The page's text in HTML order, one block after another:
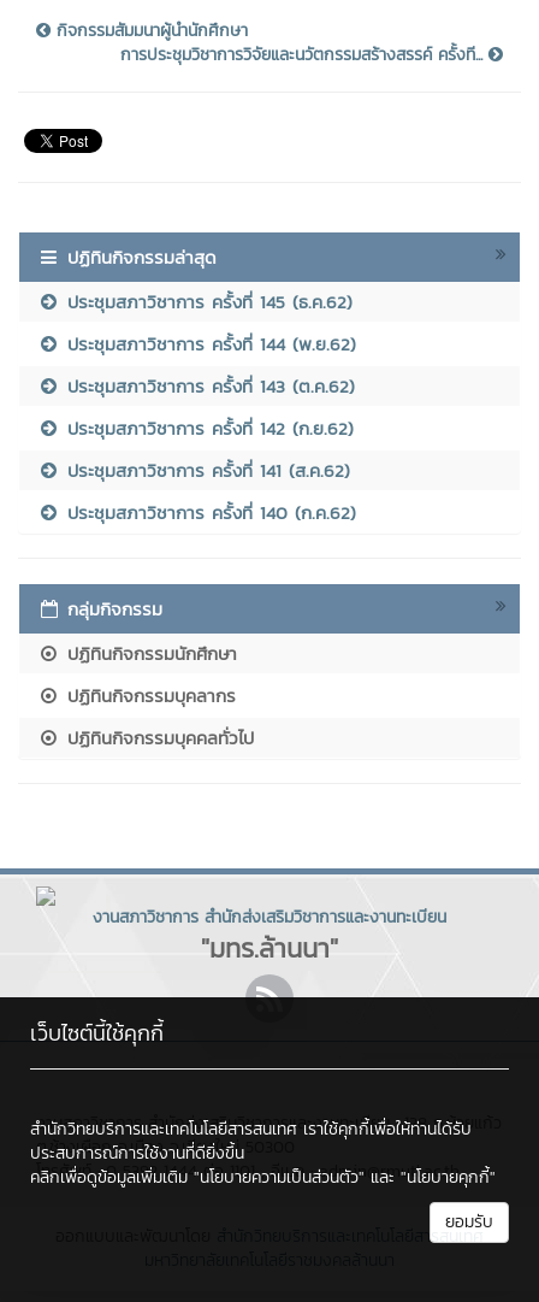
กิจกรรมสัมมนาผู้นำนักศึกษา
การประชุมวิชาการวิจัยและนวัตกรรมสร้างสรรค์ ครั้งที...
ปฏิทินกิจกรรมล่าสุด
ประชุมสภาวิชาการ ครั้งที่ 145 (ธ.ค.62)
ประชุมสภาวิชาการ ครั้งที่ 144 (พ.ย.62)
ประชุมสภาวิชาการ ครั้งที่ 143 (ต.ค.62)
ประชุมสภาวิชาการ ครั้งที่ 142 (ก.ย.62)
ประชุมสภาวิชาการ ครั้งที่ 141 (ส.ค.62)
ประชุมสภาวิชาการ ครั้งที่ 140 (ก.ค.62)
กลุ่มกิจกรรม
ปฏิทินกิจกรรมนักศึกษา
ปฏิทินกิจกรรมบุคลากร
ปฏิทินกิจกรรมบุคคลทั่วไป
งานสภาวิชาการ สำนักส่งเสริมวิชาการและงานทะเบียน
"มทร.ล้านนา"
งานสภาวิชาการ สำนักส่งเสริมวิชาการและงานทะเบียน : 128 ถ.ห้วยแก้ว
ต.ช้างเผือก อ.เมือง จ.เชียงใหม่ 50300
โทรศัพท์ : 0 5392 1444 ต่อ 1101 , อีเมล : admin@rmutl.ac.th
เว็บไซต์นี้ใช้คุกกี้
สำนักวิทยบริการและเทคโนโลยีสารสนเทศ เราใช้คุกกี้เพื่อให้ท่านได้รับ
ประสบการณ์การใช้งานที่ดียิ่งขึ้น
คลิกเพื่อดูข้อมูลเพิ่มเติม "นโยบายความเป็นส่วนตัว" และ "นโยบายคุกกี้"
ยอมรับ
สำนักวิทยบริการและเทคโนโลยีสารสนเทศ